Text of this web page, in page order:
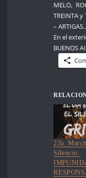
MELO,
TREINTA y
–
En el
BUENOS
23a.
Silencio: